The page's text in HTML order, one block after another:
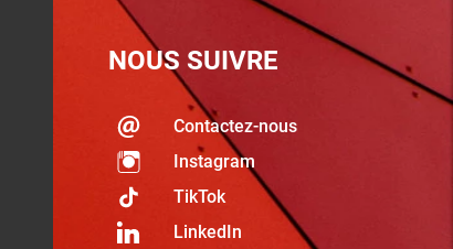
NOUS SUIVRE
Contactez-nous
Instagram
TikTok
LinkedIn